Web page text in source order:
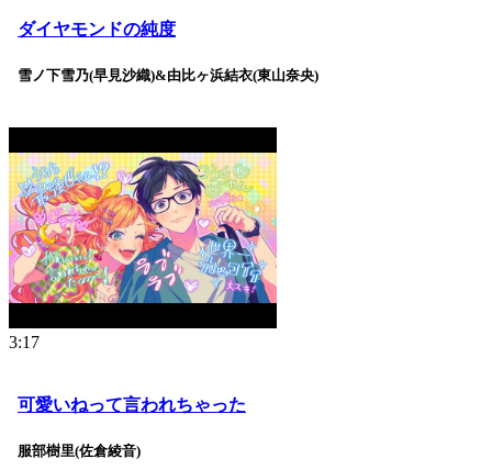
ダイヤモンドの純度
雪ノ下雪乃(早見沙織)&由比ヶ浜結衣(東山奈央)
3:17
可愛いねって言われちゃった
服部樹里(佐倉綾音)